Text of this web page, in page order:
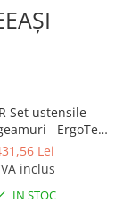
Set ustensile
ErgoTec
Advanced Kit
Lei
inclus
IN STOC